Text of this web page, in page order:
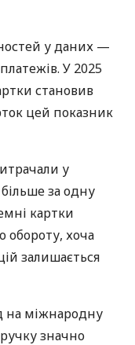
у даних —
У 2025
становив
цей показник
у
за одну
картки
хоча
залишається
на міжнародну
значно